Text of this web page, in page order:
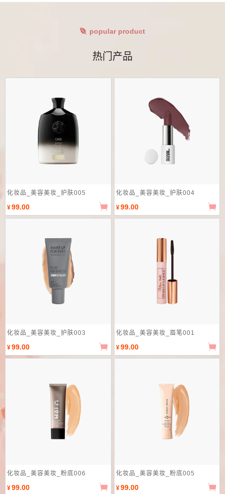
popular product
热门产品
化妆品_美容美妆_护肤005
¥99.00
化妆品_美容美妆_护肤004
¥99.00
化妆品_美容美妆_护肤003
¥99.00
化妆品_美容美妆_眉笔001
¥99.00
化妆品_美容美妆_粉底006
¥99.00
化妆品_美容美妆_粉底005
¥99.00